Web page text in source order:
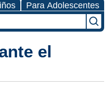
Para Adolescentes
el